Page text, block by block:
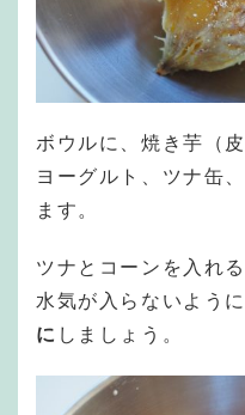
ボウルに、焼き芋（
ヨーグルト、ツナ缶
ます。
ツナとコーンを入れ
水気が入らないように
に しましょう。